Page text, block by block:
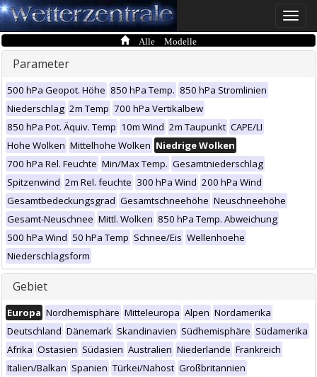
Toggle
Alle Modelle
Parameter
500 hPa Geopot. Höhe 850 hPa Temp. 850 hPa Stromlinien
Niederschlag 2m Temp 700 hPa Vertikalbew
850 hPa Pot. Äquiv. Temp 10m Wind 2m Taupunkt CAPE/LI
Hohe Wolken Mittelhohe Wolken Niedrige Wolken
700 hPa Rel. Feuchte Min/Max Temp. Gesamtniederschlag
Spitzenwind 2m Rel. feuchte 300 hPa Wind 200 hPa Wind
Gesamtbedeckungsgrad Gesamtschneehöhe Neuschneehöhe
Gesamt-Neuschnee Mittl. Wolken 850 hPa Temp. Abweichung
500 hPa Wind 50 hPa Temp Schnee/Eis Wellenhoehe
Niederschlagsform
Gebiet
Europa Nordhemisphäre Mitteleuropa Alpen Nordamerika
Deutschland Dänemark Skandinavien Südhemisphäre Südamerika
Afrika Ostasien Südasien Australien Niederlande Frankreich
Italien/Balkan Spanien Türkei/Nahost Großbritannien